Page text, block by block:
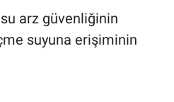
arz güvenliğinin
suyuna erişiminin